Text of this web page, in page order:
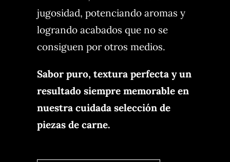
jugosidad, potenciando aromas y
logrando acabados que no se
consiguen por otros medios.
Sabor puro, textura perfecta y un
resultado siempre memorable en
nuestra cuidada selección de
piezas de carne.